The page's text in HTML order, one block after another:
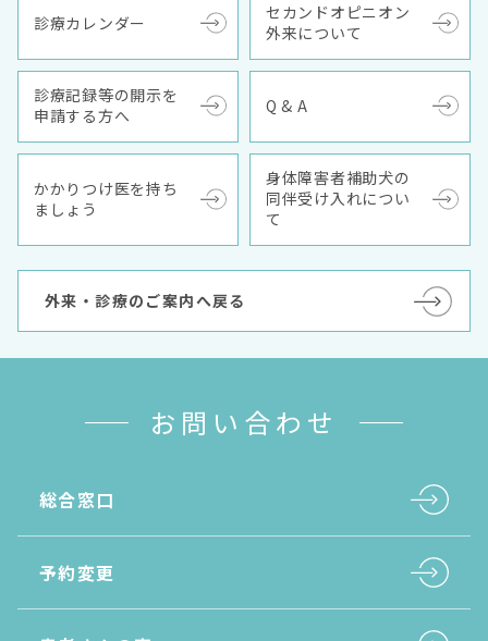
診療カレンダー
セカンドオピニオン
外来について
診療記録等の開示を
申請する方へ
Q & A
かかりつけ医を持ち
ましょう
身体障害者補助犬の
同伴受け入れについ
て
外来・診療のご案内へ戻る
お問い合わせ
総合窓口
予約変更